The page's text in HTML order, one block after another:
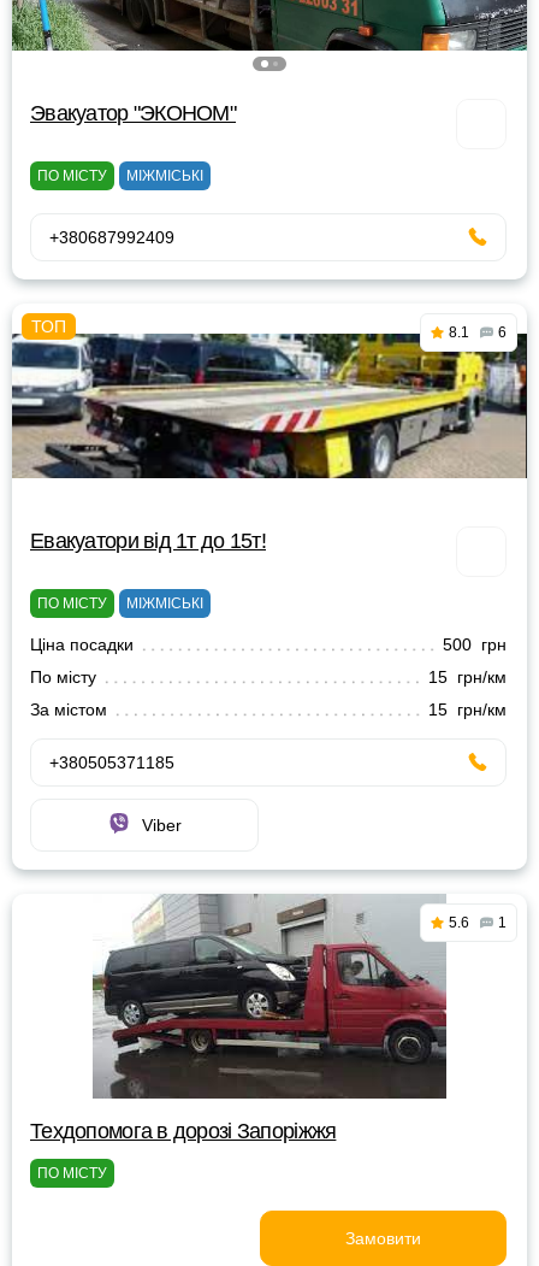
Эвакуатор "ЭКОНОМ"
ПО МІСТУ МІЖМІСЬКІ
+380687992409
8.1 6
Евакуатори від 1т до 15т!
ПО МІСТУ МІЖМІСЬКІ
Ціна посадки
500 грн
По місту
15 грн/км
За містом
15 грн/км
+380505371185
Viber
5.6 1
Техдопомога в дорозі Запоріжжя
ПО МІСТУ
Замовити